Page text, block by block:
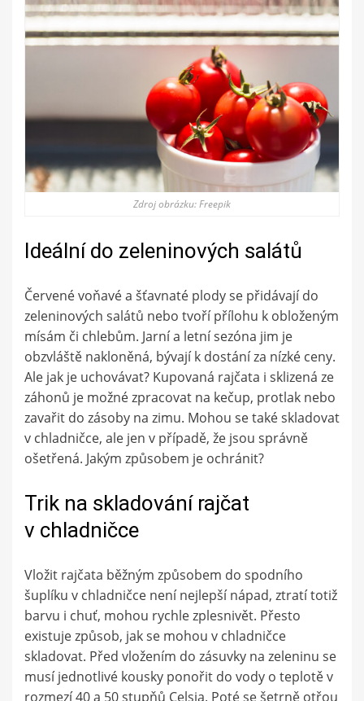
Zdroj obrázku: Freepik
Ideální do zeleninových salátů
Červené voňavé a šťavnaté plody se přidávají do
zeleninových salátů nebo tvoří přílohu k obloženým
mísám či chlebům. Jarní a letní sezóna jim je
obzvláště nakloněná, bývají k dostání za nízké ceny.
Ale jak je uchovávat? Kupovaná rajčata i sklizená ze
záhonů je možné zpracovat na kečup, protlak nebo
zavařit do zásoby na zimu. Mohou se také skladovat
v chladničce, ale jen v případě, že jsou správně
ošetřená. Jakým způsobem je ochránit?
Trik na skladování rajčat
v chladničce
Vložit rajčata běžným způsobem do spodního
šuplíku v chladničce není nejlepší nápad, ztratí totiž
barvu i chuť, mohou rychle zplesnivět. Přesto
existuje způsob, jak se mohou v chladničce
skladovat. Před vložením do zásuvky na zeleninu se
musí jednotlivé kousky ponořit do vody o teplotě v
rozmezí 40 a 50 stupňů Celsia. Poté se šetrně otřou